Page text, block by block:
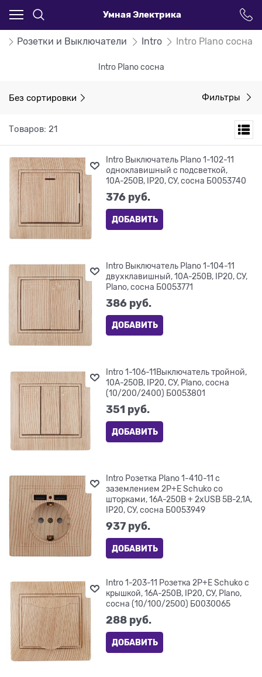
Умная Электрика
Розетки и Выключатели Intro Intro Plano сосна
Intro Plano сосна
Без сортировки Фильтры
Товаров: 21
Intro Выключатель Plano 1-102-11
одноклавишный с подсветкой,
10А-250В, IP20, СУ, сосна Б0053740
376 руб.
ДОБАВИТЬ
Intro Выключатель Plano 1-104-11
двухклавишный, 10А-250В, IP20, СУ,
Plano, сосна Б0053771
386 руб.
ДОБАВИТЬ
Intro 1-106-11Выключатель тройной,
10А-250В, IP20, СУ, Plano, сосна
(10/200/2400) Б0053801
351 руб.
ДОБАВИТЬ
Intro Розетка Plano 1-410-11 с
заземлением 2P+E Schuko со
шторками, 16А-250В + 2хUSB 5В-2,1А,
IP20, СУ, сосна Б0053949
937 руб.
ДОБАВИТЬ
Intro 1-203-11 Розетка 2P+E Schuko с
крышкой, 16А-250В, IP20, СУ, Plano,
сосна (10/100/2500) Б0030065
288 руб.
ДОБАВИТЬ